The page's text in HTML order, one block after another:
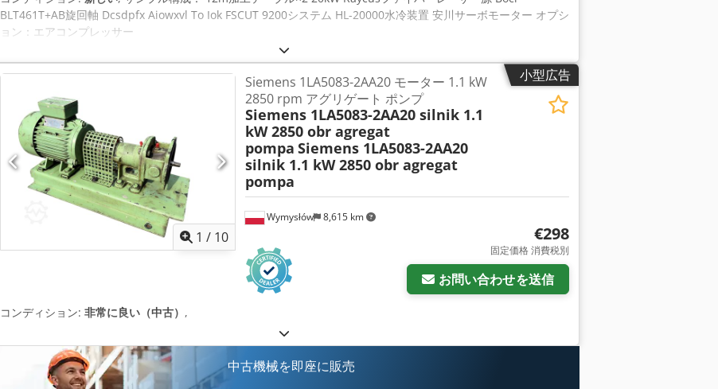
BLT461T+AB旋回軸 Dcsdpfx Aiowxvl To Iok FSCUT 9200システム HL-20000水冷装置 安川サーボモーター オプシ
ョン：エアコンプレッサー
小型広告
1 / 10
Wymysłów 8,615 km
Siemens 1LA5083-2AA20 モーター 1.1 kW
2850 rpm アグリゲート ポンプ
Siemens 1LA5083-2AA20 silnik 1.1
kW 2850 obr agregat
pompa Siemens 1LA5083-2AA20
silnik 1.1 kW 2850 obr agregat
pompa
€298
固定価格 消費税別
お問い合わせを送信
コンディション: 非常に良い（中古） ,
中古機械を即座に販売